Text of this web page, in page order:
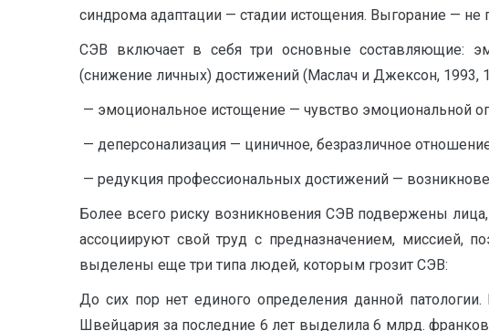
синдрома адаптации — стадии истощения. Выгорание — не
СЭВ включает в себя три основные составляющие:
(снижение личных) достижений (Маслач и Джексон, 1993,
— эмоциональное истощение — чувство эмоциональной
— деперсонализация — циничное, безразличное
— редукция профессиональных достижений —
Более всего риску возникновения СЭВ подвержены
ассоциируют свой труд с предназначением, миссией,
выделены еще три типа людей, которым грозит СЭВ:
До сих пор нет единого определения данной
Швейцария за последние 6 лет выделила 6 млрд.